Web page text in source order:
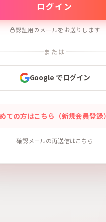
認証用のメールをお送りします
または
Google でログイン
ての方はこちら（新規会員登録）
確認メールの再送信はこちら